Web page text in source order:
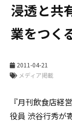
ニュース
企業情報
浸透と共
業をつく
2011-04-21
メディア掲載
『月刊飲食店経
役員 渋谷行秀が